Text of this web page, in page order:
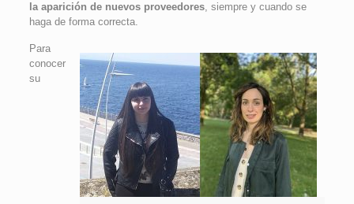
la aparición de nuevos proveedores, siempre y cuando se
haga de forma correcta.
Para
conocer
su